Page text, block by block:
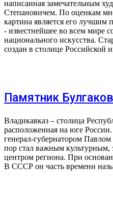
написанная замечательным
Степановичем. По оценкам
картина является его лучшим
- известнейшее во всем мире
национального искусства.
создан в столице Российской
Памятник
Владикавказ – столица
расположенная на юге
генерал-губернатором
пор стал важным
центром региона. При
В СССР он часть времени